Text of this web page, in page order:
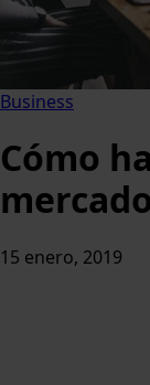
Business
Cómo
mercado
15 enero, 2019